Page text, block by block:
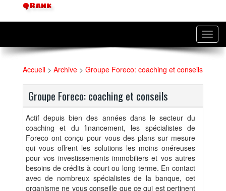
QRank
Accueil > Archive > Groupe Foreco: coaching et conseils
Groupe Foreco: coaching et conseils
Actif depuis bien des années dans le secteur du
coaching et du financement, les spécialistes de
Foreco ont conçu pour vous des plans sur mesure
qui vous offrent les solutions les moins onéreuses
pour vos investissements immobiliers et vos autres
besoins de crédits à court ou long terme. En contact
avec de nombreux spécialistes de la banque, cet
organisme ne vous conseille que ce qui est pertinent